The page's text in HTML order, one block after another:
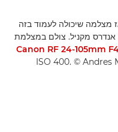
מצלמה שיכולה לעמוד בזה
מקניל. צולם במצלמת
Canon RF 24-105mm